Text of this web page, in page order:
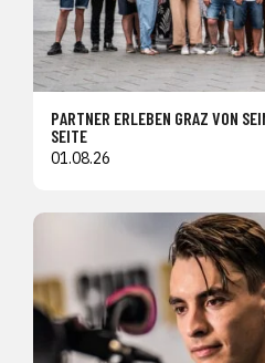
PARTNER ERLEBEN GRAZ VON
SEITE
01.08.26